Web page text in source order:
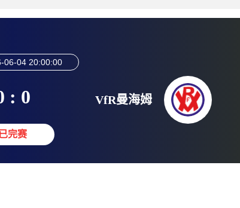
06-04 20:00:00
: 0
已完赛
VfR曼海姆